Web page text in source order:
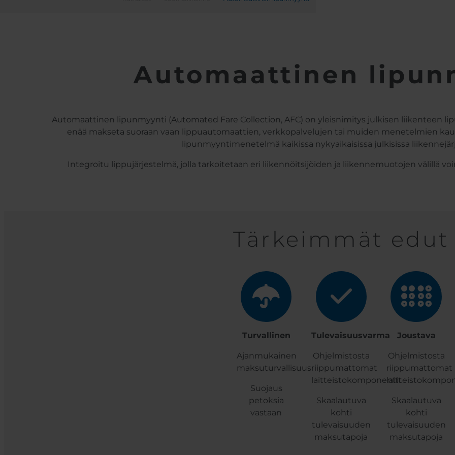
Automaattinen
Automaattinen lipunmyynti (Automated Fare Collection, AFC) on yleisnimitys julkisen liikenteen
enää makseta suoraan vaan lippuautomaattien, verkkopalvelujen tai muiden menetelmien
lipunmyyntimenetelmä kaikissa nykyaikaisissa julkisissa
Integroitu lippujärjestelmä, jolla tarkoitetaan eri liikennöitsijöiden ja liikennemuotojen välillä
Tärkeimmät edut
Turvallinen
Ajanmukainen
maksuturvallisuus
Suojaus
petoksia
vastaan
Tulevaisuusvarma
Ohjelmistosta
riippumattomat
laitteistokomponentit
Skaalautuva
kohti
tulevaisuuden
maksutapoja
Joustava
Ohjelmistosta
riippumattomat
Skaalautuva
kohti
tulevaisuuden
maksutapoja